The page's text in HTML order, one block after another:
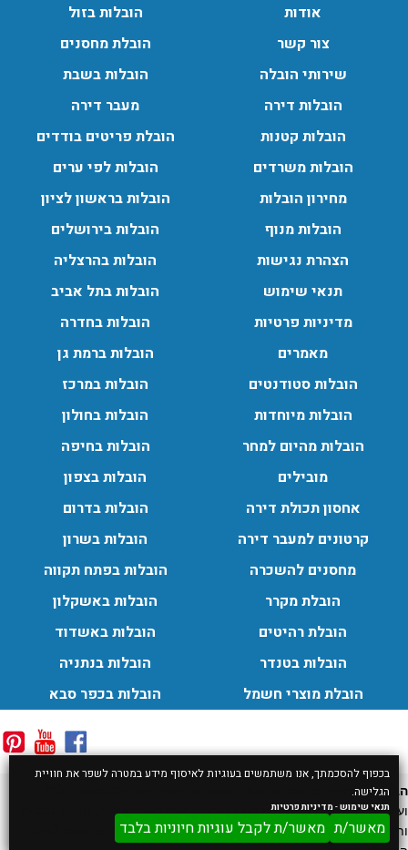
בכפוף להסכמתך, אנו משתמשים בעוגיות לאיסוף מידע במטרה לשפר את חוויית
הגלישה.
תנאי שימוש-מדיניות פרטיות
מאשר/ת מאשר/ת לקבל עוגיות חיוניות בלבד
אודות
צור קשר
שירותי הובלה
הובלות דירה
הובלות קטנות
הובלות משרדים
מחירון הובלות
הובלות מנוף
הצהרת נגישות
תנאי שימוש
מדיניות פרטיות
מאמרים
הובלות סטודנטים
הובלות מיוחדות
הובלות מהיום למחר
מובילים
אחסון תכולת דירה
קרטונים למעבר דירה
מחסנים להשכרה
הובלת מקרר
הובלת רהיטים
הובלות בטנדר
הובלת מוצרי חשמל
הובלות בזול
הובלת מחסנים
הובלות בשבת
מעבר דירה
הובלת פריטים בודדים
הובלות לפי ערים
הובלות בראשון לציון
הובלות בירושלים
הובלות בהרצליה
הובלות בתל אביב
הובלות בחדרה
הובלות ברמת גן
הובלות במרכז
הובלות בחולון
הובלות בחיפה
הובלות בצפון
הובלות בדרום
הובלות בשרון
הובלות בפתח תקווה
הובלות באשקלון
הובלות באשדוד
הובלות בנתניה
הובלות בכפר סבא
הבהרה:המחירים וזמני ההגעה המוצגים באתר נועדו להמחשה בלבד
ועשויים להשתנות בהתאם לסוג ההובלה, מורכבות השירות, מיקום הלקוח
ותנאי הדרך. המחיר והזמן הסופיים ייקבעו בשיחת טלפון ובהתאם לפרטי